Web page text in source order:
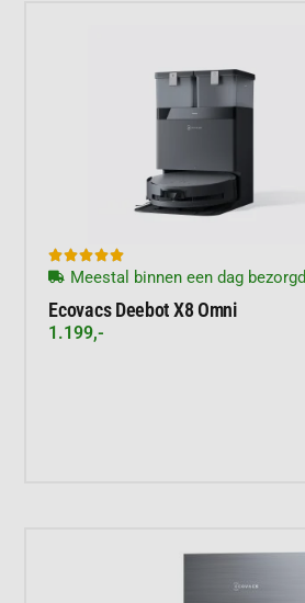

Meestal binnen een dag bezorgd
Ecovacs Deebot X8 Omni
1.199,-